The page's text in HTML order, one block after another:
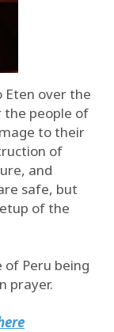
Eten over the
the people of
to their
of
and
safe, but
of the
of Peru being
prayer.